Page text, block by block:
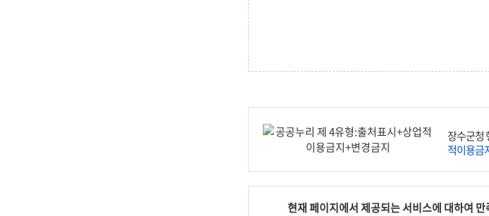
장수군청
적이용금
현재 페이지에서 제공되는 서비스에 대하여